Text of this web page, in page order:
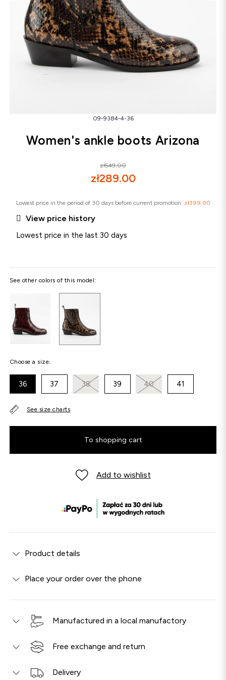
09-9384-4-36
Women's ankle boots Arizona
zł549.00
zł289.00
Lowest price in the period of 30 days before current promotion: zł399.00
 View price history
Lowest price in the last 30 days
See other colors of this model:
Choose a size:
36 37 38 39 40 41
See size charts
To shopping cart
Add to wishlist
Product details
Place your order over the phone
Manufactured in a local manufactory
Free exchange and return
Delivery
Snowboots
Sandals
Flip-flops
Flip-flops
Snowboots
Ballerinas